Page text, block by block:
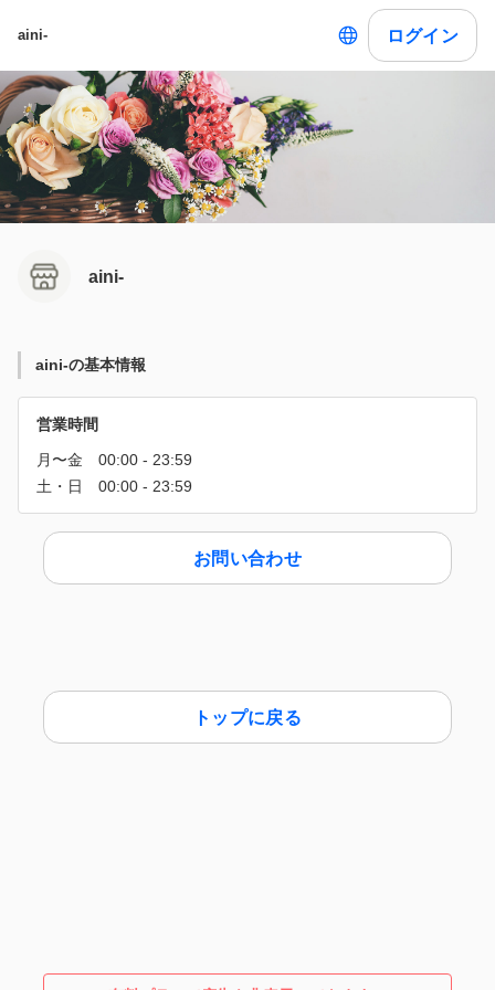
aini- ログイン
aini-
aini-の基本情報
営業時間
お問い合わせ
トップに戻る